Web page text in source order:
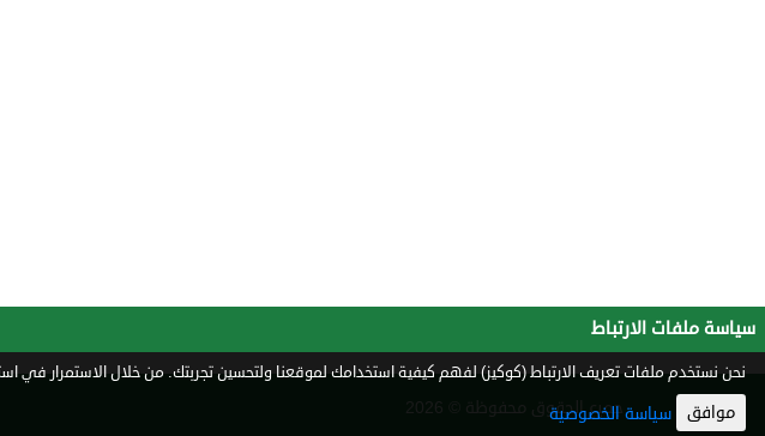
جميع الحقوق محفوظة © 2026
سياسة ملفات الارتباط
نحن نستخدم ملفات تعريف الارتباط (كوكيز) لفهم كيفية استخدامك لموقعنا ولتحسين تجربتك. من خلال الاستمرار في
موافق سياسة الخصوصية